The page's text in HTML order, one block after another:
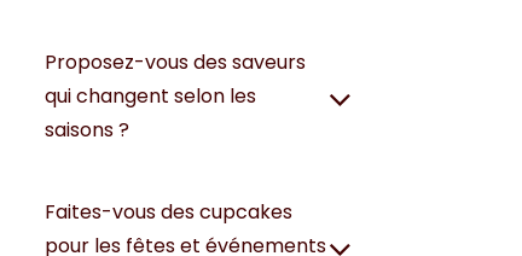
Proposez-vous des saveurs
qui changent selon les
saisons ?
Faites-vous des cupcakes
pour les fêtes et événements